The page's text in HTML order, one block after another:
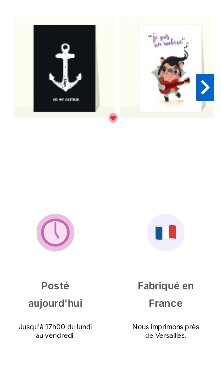
Posté
aujourd'hui
Jusqu'à 17h00 du lundi
au vendredi.
Fabriqué en
France
Nous imprimons près
de Versailles.